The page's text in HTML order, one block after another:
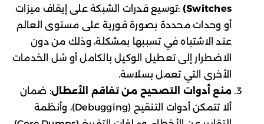
Switches) :توسيع قدرات الشبكة على إيقاف ميزات
أو وحدات محددة بصورة فورية على مستوى العالم
عند الاشتباه في تسببها بمشكلة، وذلك من دون
الاضطرار إلى تعطيل الوكيل بالكامل أو شل الخدمات
الأخرى التي تعمل بسلاسة.
منع أدوات التصحيح من تفاقم الأعطال: ضمان
ألا تتمكن أدوات التنقيح (Debugging)، وأنظمة